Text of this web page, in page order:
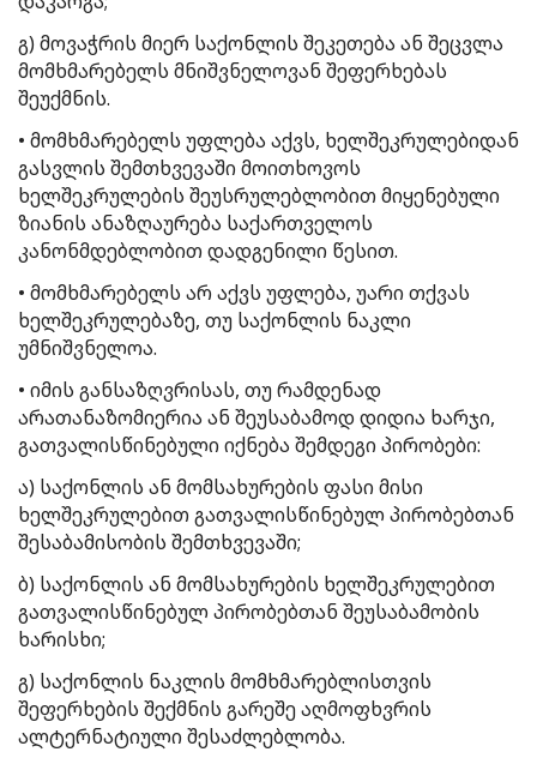
გ) მოვაჭრის მიერ საქონლის შეკეთება ან შეცვლა
მომხმარებელს მნიშვნელოვან შეფერხებას
შეუქმნის.
• მომხმარებელს უფლება აქვს, ხელშეკრულებიდან
გასვლის შემთხვევაში მოითხოვოს
ხელშეკრულების შეუსრულებლობით მიყენებული
ზიანის ანაზღაურება საქართველოს
კანონმდებლობით დადგენილი წესით.
• მომხმარებელს არ აქვს უფლება, უარი თქვას
ხელშეკრულებაზე, თუ საქონლის ნაკლი
უმნიშვნელოა.
• იმის განსაზღვრისას, თუ რამდენად
არათანაზომიერია ან შეუსაბამოდ დიდია ხარჯი,
გათვალისწინებული იქნება შემდეგი პირობები:
ა) საქონლის ან მომსახურების ფასი მისი
ხელშეკრულებით გათვალისწინებულ პირობებთან
შესაბამისობის შემთხვევაში;
ბ) საქონლის ან მომსახურების ხელშეკრულებით
გათვალისწინებულ პირობებთან შეუსაბამობის
ხარისხი;
გ) საქონლის ნაკლის მომხმარებლისთვის
შეფერხების შექმნის გარეშე აღმოფხვრის
ალტერნატიული შესაძლებლობა.